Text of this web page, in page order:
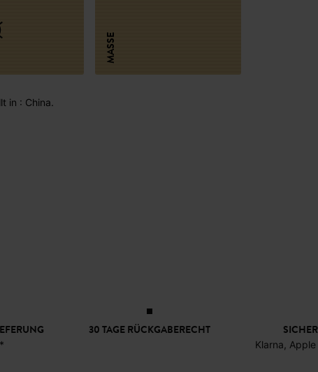
MASSE
in : China.
30 TAGE RÜCKGABERECHT
Klarna,